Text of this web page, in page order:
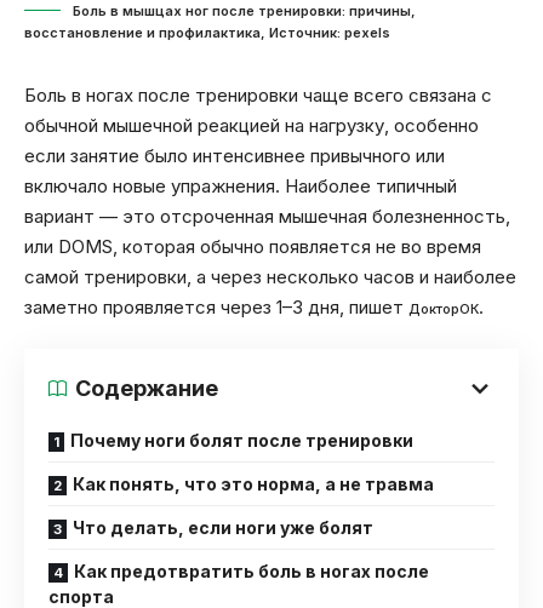
Боль в мышцах ног после тренировки: причины,
восстановление и профилактика, Источник: pexels
Боль в ногах после тренировки чаще всего связана с
обычной мышечной реакцией на нагрузку, особенно
если занятие было интенсивнее привычного или
включало новые упражнения. Наиболее типичный
вариант — это отсроченная мышечная болезненность,
или DOMS, которая обычно появляется не во время
самой тренировки, а через несколько часов и наиболее
заметно проявляется через 1–3 дня, пишет ДокторОК.
Содержание
Почему ноги болят после тренировки
Как понять, что это норма, а не травма
Что делать, если ноги уже болят
Как предотвратить боль в ногах после
спорта